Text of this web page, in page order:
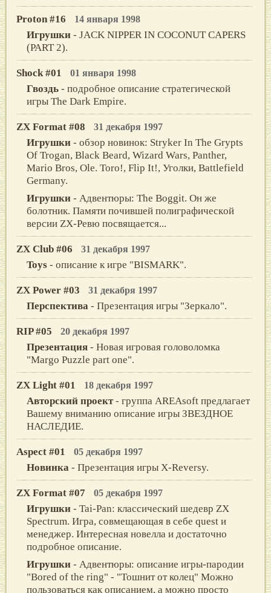
Proton #16 14 января 1998
Игрушки - JACK NIPPER IN COCONUT CAPERS
(PART 2).
Shock #01 01 января 1998
Гвоздь - подробное описание стратегической
игры The Dark Empire.
ZX Format #08 31 декабря 1997
Игрушки - обзор новинок: Stryker In The Grypts
Of Trogan, Black Beard, Wizard Wars, Panther,
Mario Bros, Ole. Toro!, Flip It!, Угoлки, Battlefield
Germany.
Игрушки - Адвентюры: The Boggit. Он же
болотник. Памяти пoчившeй пoлиграфичeскoй
вeрсии ZX-Peвю пoсвящаeтся...
ZX Club #06 31 декабря 1997
Toys - описание к игре "BISMARK".
ZX Power #03 31 декабря 1997
Перспектива - Презентация игры "Зеркало".
RIP #05 20 декабря 1997
Презентация - Новая игровая головоломка
"Margo Puzzle part one".
ZX Light #01 18 декабря 1997
Авторский проект- группа АREAsoft предлагает
Bашему вниманию oписание игры ЗBEЗДНOE
НАСЛEДИE.
Aspect #01 05 декабря 1997
Новинка - Презентация игры X-Reversy.
ZX Format #07 05 декабря 1997
Игрушки - Tai-Pan: классический шедевр ZX
Spectrum. Игра, совмещающая в себе quest и
менеджер. Интересная новелла и достаточно
подробное описание.
Игрушки - Адвентюры: описание игры-пародии
"Bored of the ring" - "Тошнит от колец" Можно
пользоваться как описанием, а можно просто